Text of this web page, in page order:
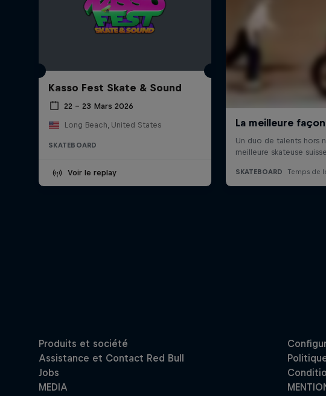
Kasso Fest Skate & Sound
22 – 23 Mars 2026
Long Beach, United States
SKATEBOARD
Voir le replay